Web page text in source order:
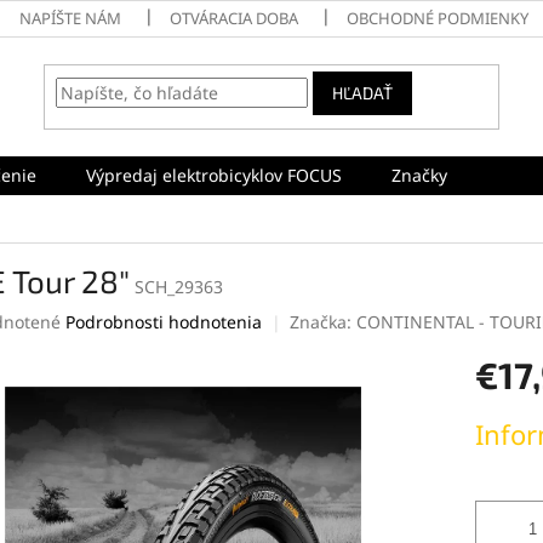
NAPÍŠTE NÁM OTVÁRACIA DOBA OBCHODNÉ PODMIENKY
HĽADAŤ
Výpredaj elektrobicyklov FOCUS
Značky
Tour 28" SCH_29363
Podrobnosti hodnotenia Značka: CONTINENTAL -
cena: